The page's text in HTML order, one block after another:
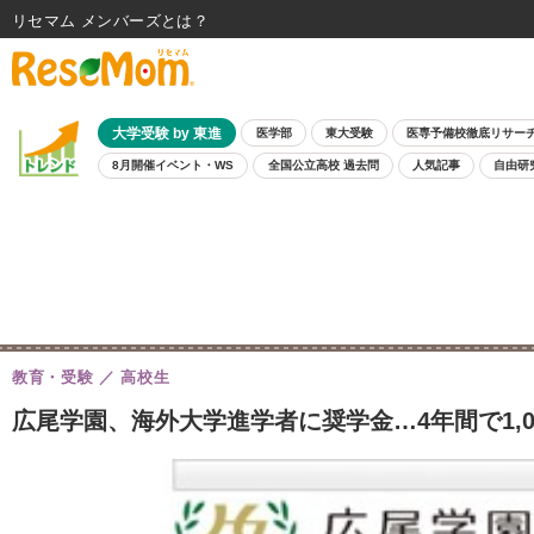
大学受験 by 東進 医学部 東大受験 医専予備校徹底リサー
8月開催イベント・WS 全国公立高校 過去問 人気記事 自由研
広尾学園、海外大学進学者に奨学金…4年間で
教育・受験 高校生
リセマム メンバーズ